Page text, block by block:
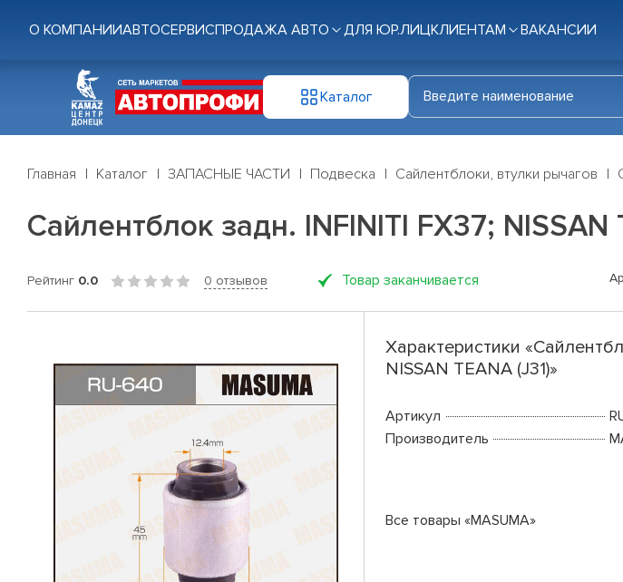
О КОМПАНИИАВТОСЕРВИСПРОДАЖА АВТО ДЛЯ ЮР.ЛИЦКЛИЕНТАМ ВАКАНСИИ
Каталог
Главная Каталог ЗАПАСНЫЕ ЧАСТИ Подвеска Сайлентблоки, втулки рычагов
Сайлентблок задн. INFINITI FX37; NISSAN
Рейтинг 0.0 0 отзывов Товар заканчивается
Характеристики
NISSAN TEANA (J31)»
Артикул
Производитель
Все товары «MASUMA»